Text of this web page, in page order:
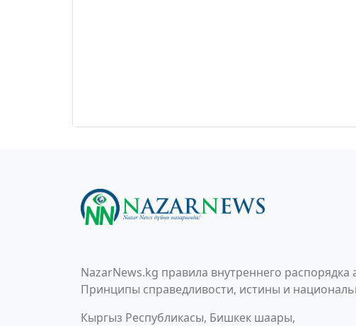
NazarNews.kg правила внутреннего распорядка
Принципы справедливости, истины и
Кыргыз Республикасы, Бишкек шаары,